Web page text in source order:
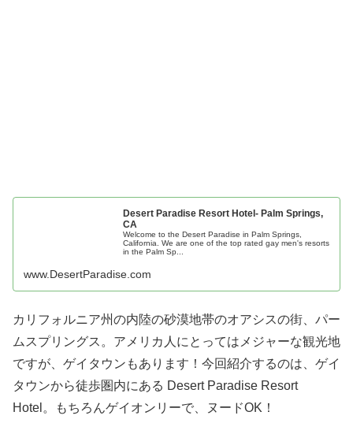
Desert Paradise Resort Hotel- Palm Springs,
CA
Welcome to the Desert Paradise in Palm Springs,
California. We are one of the top rated gay men's resorts
in the Palm Sp...
www.DesertParadise.com
カリフォルニア州の内陸の砂漠地帯のオアシスの街、パー
ムスプリングス。アメリカ人にとってはメジャーな観光地
ですが、ゲイタウンもあります！今回紹介するのは、ゲイ
タウンから徒歩圏内にある Desert Paradise Resort
Hotel。もちろんゲイオンリーで、ヌードOK！